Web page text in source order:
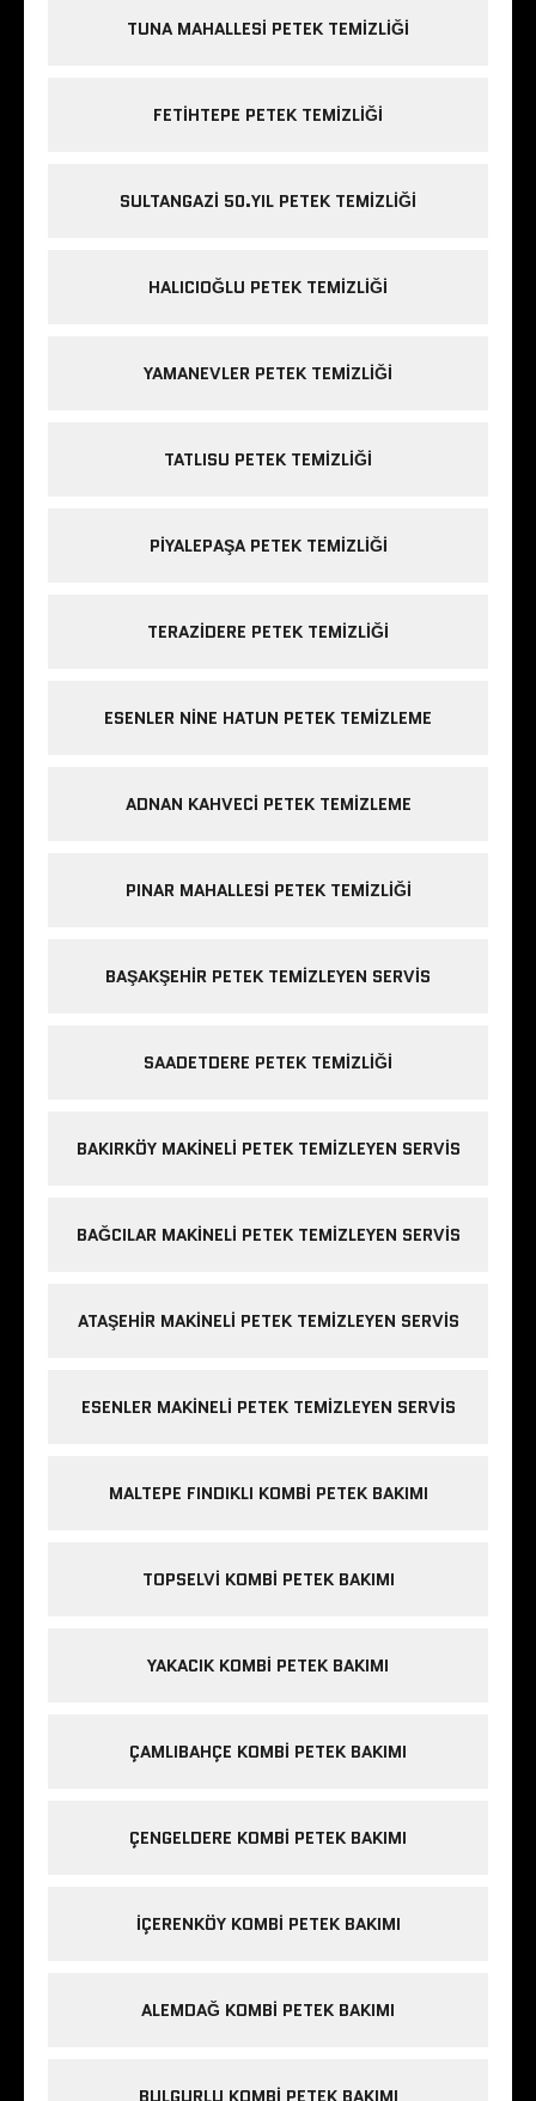
TUNA MAHALLESI PETEK TEMIZLIĞI
FETIHTEPE PETEK TEMIZLIĞI
SULTANGAZI 50.YIL PETEK TEMIZLIĞI
HALICIOĞLU PETEK TEMIZLIĞI
YAMANEVLER PETEK TEMIZLIĞI
TATLISU PETEK TEMIZLIĞI
PIYALEPAŞA PETEK TEMIZLIĞI
TERAZIDERE PETEK TEMIZLIĞI
ESENLER NINE HATUN PETEK TEMIZLEME
ADNAN KAHVECI PETEK TEMIZLEME
PINAR MAHALLESI PETEK TEMIZLIĞI
BAŞAKŞEHIR PETEK TEMIZLEYEN SERVIS
SAADETDERE PETEK TEMIZLIĞI
BAKIRKÖY MAKINELI PETEK TEMIZLEYEN SERVIS
BAĞCILAR MAKINELI PETEK TEMIZLEYEN SERVIS
ATAŞEHIR MAKINELI PETEK TEMIZLEYEN SERVIS
ESENLER MAKINELI PETEK TEMIZLEYEN SERVIS
MALTEPE FINDIKLI KOMBI PETEK BAKIMI
TOPSELVI KOMBI PETEK BAKIMI
YAKACIK KOMBI PETEK BAKIMI
ÇAMLIBAHÇE KOMBI PETEK BAKIMI
ÇENGELDERE KOMBI PETEK BAKIMI
IÇERENKÖY KOMBI PETEK BAKIMI
ALEMDAĞ KOMBI PETEK BAKIMI
BULGURLU KOMBI PETEK BAKIMI